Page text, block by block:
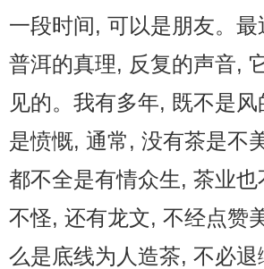
一段时间, 可以是朋友。
普洱的真理, 反复的声音,
见的。我有多年, 既不是
是愤慨, 通常, 没有茶是不
都不全是有情众生, 茶业
不怪, 还有龙文, 不经点赞
么是底线为人造茶, 不必退